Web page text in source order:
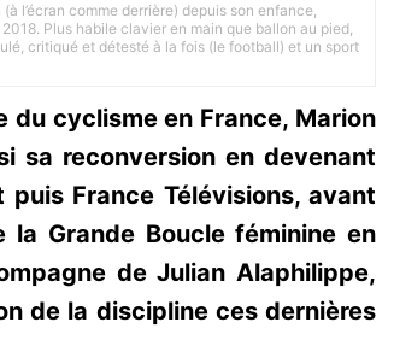
l’écran comme derrière) depuis son enfance,
Plus habile clavier en main que ballon au pied,
critiqué et détesté à la fois (le football) et un sport
du cyclisme en France, Marion
sa reconversion en devenant
France Télévisions, avant
la Grande Boucle féminine en
de Julian Alaphilippe,
de la discipline ces dernières